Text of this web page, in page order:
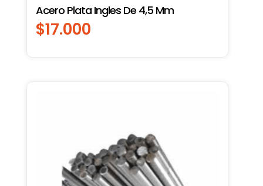
Acero Plata Ingles De 4,5 Mm
$17.000